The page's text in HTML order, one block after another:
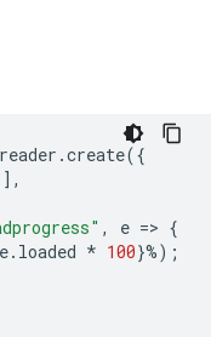
.create({
],
, e => {
e. loaded * 100}%);